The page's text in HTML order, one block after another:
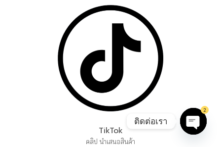
TikTok
คลิป นำเสนอสินค้า
ติดต่อเรา
2